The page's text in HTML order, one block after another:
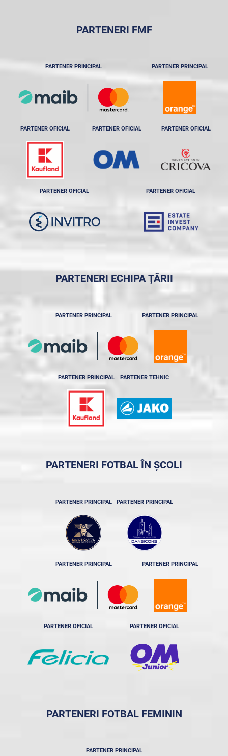
PARTENERI FMF
PARTENER PRINCIPAL PARTENER PRINCIPAL
PARTENER OFICIAL PARTENER OFICIAL PARTENER OFICIAL
PARTENER OFICIAL PARTENER OFICIAL
PARTENERI ECHIPA ȚĂRII
PARTENER PRINCIPAL PARTENER PRINCIPAL
PARTENER PRINCIPAL PARTENER TEHNIC
PARTENERI FOTBAL ÎN ȘCOLI
PARTENER PRINCIPAL PARTENER PRINCIPAL
PARTENER PRINCIPAL PARTENER PRINCIPAL
PARTENER OFICIAL PARTENER OFICIAL
PARTENERI FOTBAL FEMININ
PARTENER PRINCIPAL